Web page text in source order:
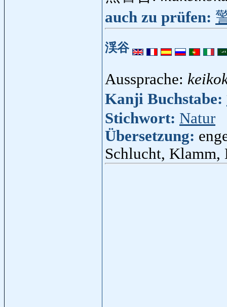
auch zu prüfen:
渓谷
Aussprache:
Kanji Buchstabe:
Stichwort: Natur
Übersetzung:
Schlucht, Klamm,